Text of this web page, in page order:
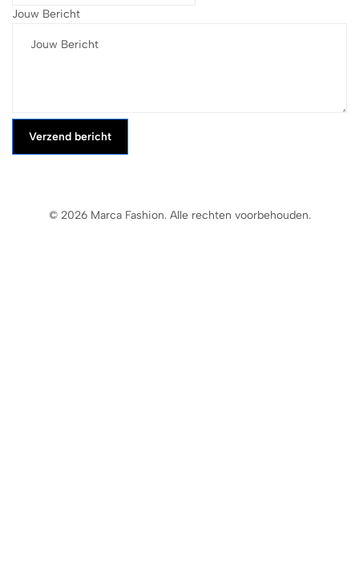
Jouw Bericht
Verzend bericht
© 2026 Marca Fashion. Alle rechten voorbehouden.